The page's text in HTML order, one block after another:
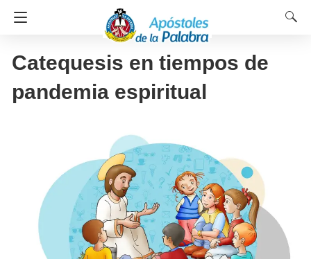
Catequesis en tiempos de
pandemia espiritual